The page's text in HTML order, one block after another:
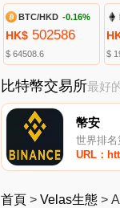
BTC/HKD -0.16%
HK$ 502586
$ 64508.6 $
比特幣交易所最好
幣安
世界排
URL：
首頁 > Velas生態 >